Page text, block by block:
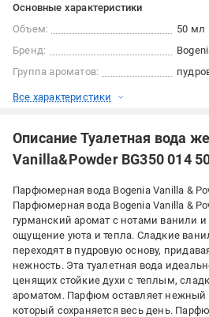
Основные характеристики
Объем:
50 мл
Бренд:
Группа ароматов:
Все характеристики
Описание Туалетная вода
Vanilla&Powder BG350 014
Парфюмерная вода Bogenia Vanilla &
Парфюмерная вода Bogenia Vanilla &
гурманский аромат с нотами ванили
ощущение уюта и тепла. Сладкие
переходят в пудровую основу,
нежность. Эта туалетная вода
ценящих стойкие духи с теплым,
ароматом. Парфюм оставляет
который сохраняется весь день.